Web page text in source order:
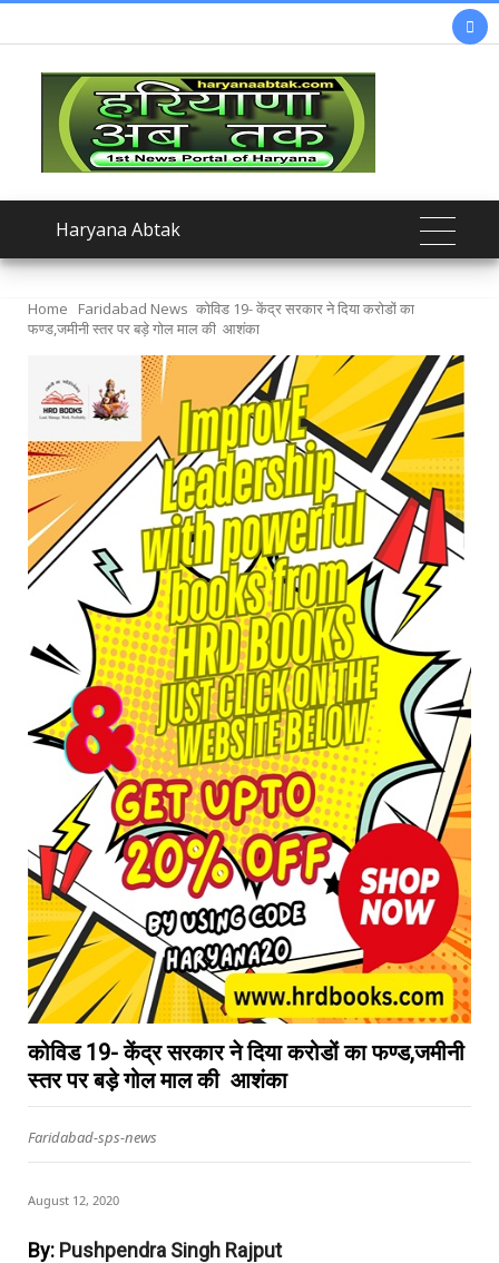

Haryana Abtak
Home Faridabad News कोविड 19- केंद्र सरकार ने दिया करोडों का
फण्ड,जमीनी स्तर पर बड़े गोल माल की आशंका
कोविड 19- केंद्र सरकार ने दिया करोडों का फण्ड,जमीनी
स्तर पर बड़े गोल माल की आशंका
Faridabad-sps-news
August 12, 2020
By: Pushpendra Singh Rajput